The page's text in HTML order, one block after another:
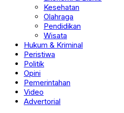
Kesehatan
Olahraga
Pendidikan
Wisata
Hukum & Kriminal
Peristiwa
Politik
Opini
Pemerintahan
Video
Advertorial